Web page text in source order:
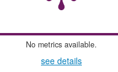
No metrics available.
see details